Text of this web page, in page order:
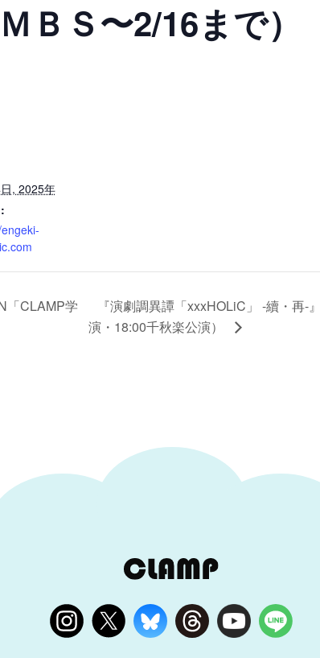
ＢＳ〜2/16まで）
, 2025年
「CLAMP学
『演劇調異譚「xxxHOLiC」 -續・再
演・18:00千秋楽公演）